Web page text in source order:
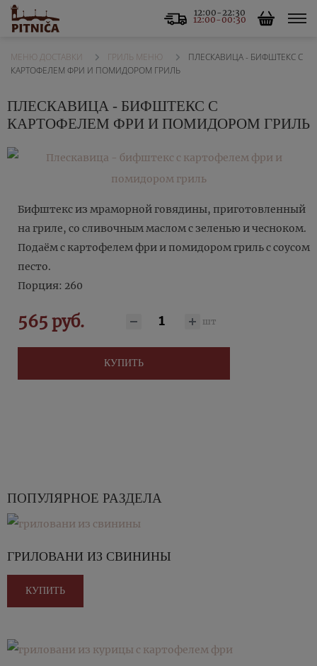
12:00-22:30
12:00-00:30
МЕНЮ ДОСТАВКИ ГРИЛЬ МЕНЮ
ПЛЕСКАВИЦА - БИФШТЕКС С
КАРТОФЕЛЕМ ФРИ И ПОМИДОРОМ ГРИЛЬ
ПЛЕСКАВИЦА - БИФШТЕКС С
КАРТОФЕЛЕМ ФРИ И ПОМИДОРОМ ГРИЛЬ
Бифштекс из мраморной говядины, приготовленный
на гриле, со сливочным маслом с зеленью и чесноком.
Подаём с картофелем фри и помидором гриль с соусом
песто.
Порция: 260
565 руб. шт
КУПИТЬ
ПОПУЛЯРНОЕ РАЗДЕЛА
ГРИЛОВАНИ ИЗ СВИНИНЫ
КУПИТЬ